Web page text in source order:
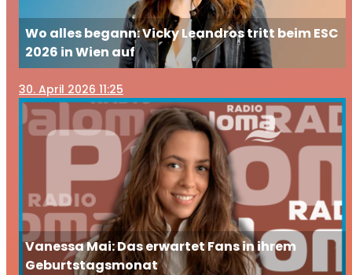
Wo alles begann: Vicky Leandros tritt beim ESC
2026 in Wien auf
30. April 2026 11:25
Vanessa Mai: Das erwartet Fans in ihrem
Geburtstagsmonat